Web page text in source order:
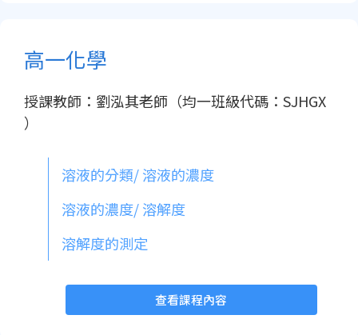
高一化學
授課教師：劉泓其老師（均一班級代碼：SJHGX
）
溶液的分類/ 溶液的濃度
溶液的濃度/ 溶解度
溶解度的測定
查看課程內容